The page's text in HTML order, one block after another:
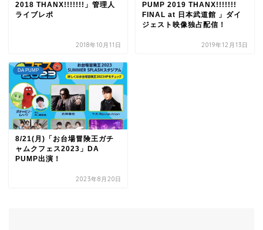
2018 THANX!!!!!!!」管理人
ライブレポ
2018年10月11日
PUMP 2019 THANX!!!!!!!
FINAL at 日本武道館 」ダイ
ジェスト映像独占配信！
2019年12月13日
DA PUMP
8/21(月)「お台場冒険王ガチ
ャムクフェス2023」DA
PUMP出演！
2023年8月20日